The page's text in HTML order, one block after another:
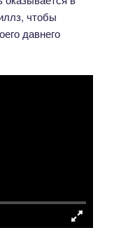
чтобы
давнего